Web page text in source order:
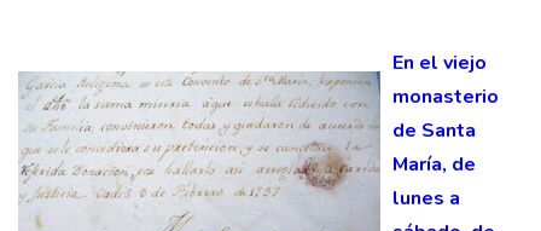
En el viejo
monasterio
de Santa
María, de
lunes a